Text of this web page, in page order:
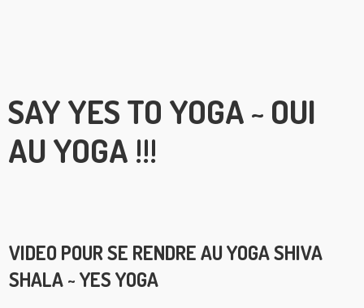
SAY YES TO YOGA ~ OUI
AU YOGA !!!
VIDEO POUR SE RENDRE AU YOGA SHIVA
SHALA ~ YES YOGA